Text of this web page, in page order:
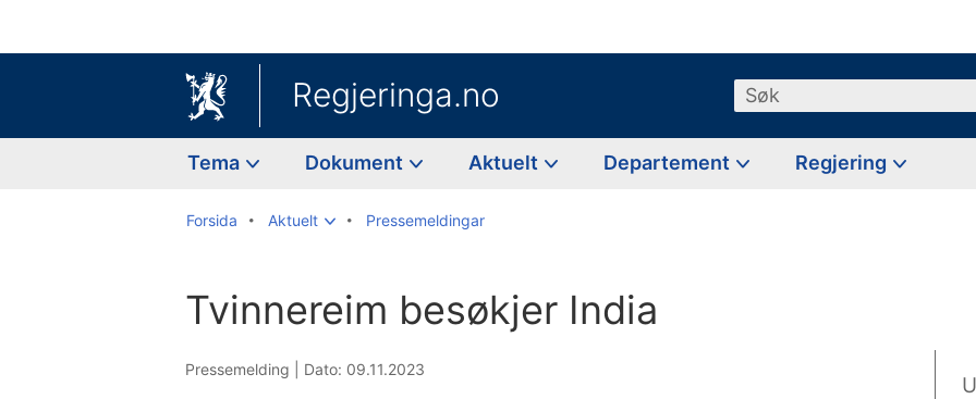
Regjeringa.no Søk
Tema Dokument Aktuelt Departement Regjering
Forsida Aktuelt Pressemeldingar
Tvinnereim besøkjer India
Pressemelding | Dato: 09.11.2023